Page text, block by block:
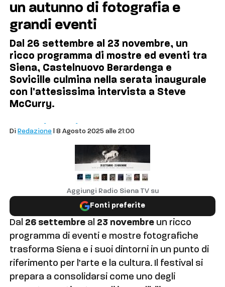
un autunno di fotografia e
grandi eventi
Dal 26 settembre al 23 novembre, un
ricco programma di mostre ed eventi tra
Siena, Castelnuovo Berardenga e
Sovicille culmina nella serata inaugurale
con l'attesissima intervista a Steve
McCurry.
Di Redazione | 8 Agosto 2025 alle 21:00
Aggiungi Radio Siena TV su
Fonti preferite
Dal 26 settembre al 23 novembre un ricco
programma di eventi e mostre fotografiche
trasforma Siena e i suoi dintorni in un punto di
riferimento per l’arte e la cultura. Il festival si
prepara a consolidarsi come uno degli